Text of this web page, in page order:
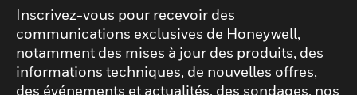
Inscrivez-vous pour recevoir des
communications exclusives de Honeywell,
notamment des mises à jour des produits, des
informations techniques, de nouvelles offres,
des événements et actualités, des sondages, nos